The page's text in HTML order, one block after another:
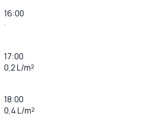
16:00
·
17:00
0,2 L/m²
18:00
0,4 L/m²